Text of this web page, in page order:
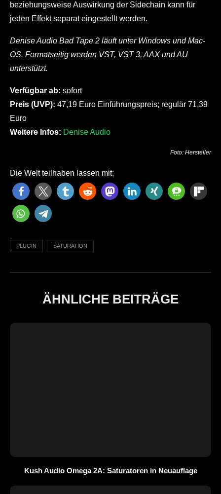
beziehungsweise Auswirkung der Sidechain kann für
jeden Effekt separat eingestellt werden.
Denise Audio Bad Tape 2 läuft unter Windows und Mac-
OS. Formatseitig werden VST, VST 3, AAX und AU
unterstützt.
Verfügbar ab: sofort
Preis (UVP): 47,19 Euro Einführungspreis; regulär 71,39
Euro
Weitere Infos: Denise Audio
Foto: Hersteller
Die Welt teilhaben lassen mit:
PLUGIN SATURATION
ÄHNLICHE BEITRÄGE
Kush Audio Omega 2A: Saturatoren in Neuauflage